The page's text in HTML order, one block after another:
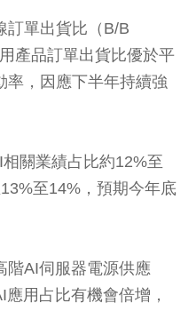
訂單出貨比（B/B
產品訂單出貨比優於平
率，因應下半年持續強
關業績占比約12%至
至14%，預期今年底
階AI伺服器電源供應
用占比有機會倍增，